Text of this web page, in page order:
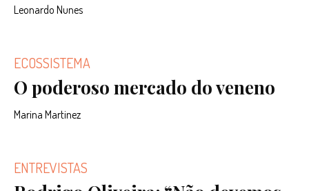
Leonardo Nunes
ECOSSISTEMA
O poderoso mercado do veneno
Marina Martinez
ENTREVISTAS